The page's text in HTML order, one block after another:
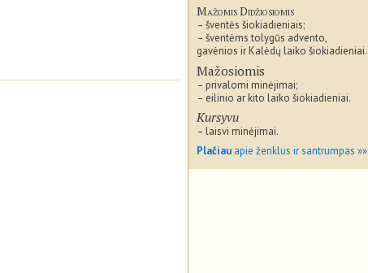
Mažomis Didžiosiomis
– šventės šiokiadieniais;
– šventėms tolygūs advento,
gavėnios ir Kalėdų laiko šiokiadieniai.
Mažosiomis
– privalomi minėjimai;
– eilinio ar kito laiko šiokiadieniai.
Kursyvu
– laisvi minėjimai.
Plačiau apie ženklus ir santrumpas »»